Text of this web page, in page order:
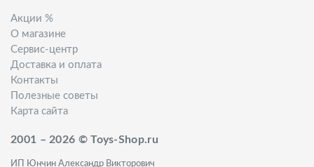
Акции %
О магазине
Сервис-центр
Доставка и оплата
Контакты
Полезные советы
Карта сайта
2001 – 2026 © Toys-Shop.ru
ИП Юнчин Александр Викторович